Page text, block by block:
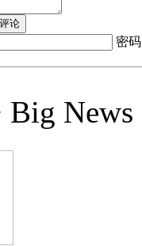
密码
Big News